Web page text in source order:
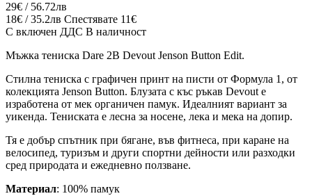
29€ / 56.72лв
18€ / 35.2лв Спестявате 11€
С включен ДДС В наличност
Мъжка тениска Dare 2B Devout Jenson Button Edit.
Стилна тениска с графичен принт на писти от Формула 1, от
колекцията Jenson Button. Блузата с къс ръкав Devout е
изработена от мек органичен памук. Идеалният вариант за
уикенда. Тениската е лесна за носене, лека и мека на допир.
Тя е добър спътник при бягане, във фитнеса, при каране на
велосипед, туризъм и други спортни дейности или разходки
сред природата и ежедневно ползване.
Материал: 100% памук